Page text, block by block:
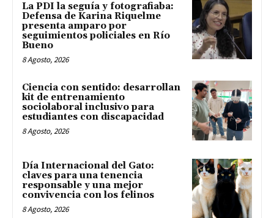
La PDI la seguía y fotografiaba:
Defensa de Karina Riquelme
presenta amparo por
seguimientos policiales en Río
Bueno
8 Agosto, 2026
Ciencia con sentido: desarrollan
kit de entrenamiento
sociolaboral inclusivo para
estudiantes con discapacidad
8 Agosto, 2026
Día Internacional del Gato:
claves para una tenencia
responsable y una mejor
convivencia con los felinos
8 Agosto, 2026